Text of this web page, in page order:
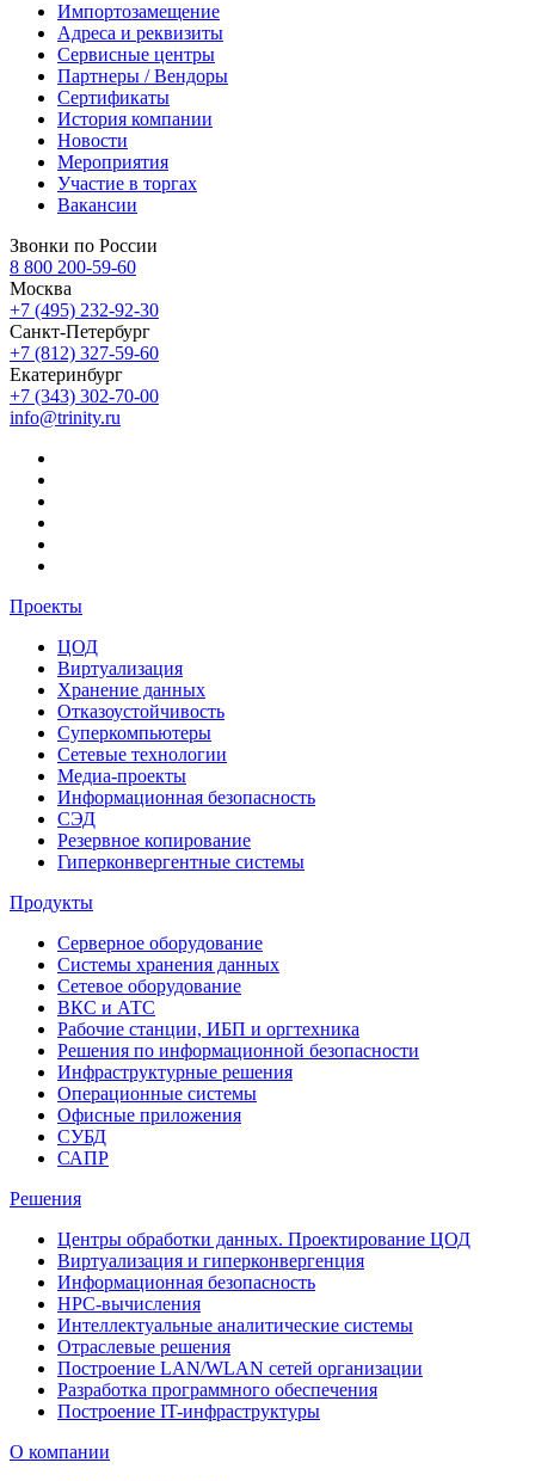
Импортозамещение
Адреса и реквизиты
Сервисные центры
Партнеры / Вендоры
Сертификаты
История компании
Новости
Мероприятия
Участие в торгах
Вакансии
Звонки по России
8 800 200-59-60
Москва
+7 (495) 232-92-30
Санкт-Петербург
+7 (812) 327-59-60
Екатеринбург
+7 (343) 302-70-00
info@trinity.ru
Проекты
ЦОД
Виртуализация
Хранение данных
Отказоустойчивость
Суперкомпьютеры
Сетевые технологии
Медиа-проекты
Информационная безопасность
СЭД
Резервное копирование
Гиперконвергентные системы
Продукты
Серверное оборудование
Системы хранения данных
Сетевое оборудование
ВКС и АТС
Рабочие станции, ИБП и оргтехника
Решения по информационной безопасности
Инфраструктурные решения
Операционные системы
Офисные приложения
СУБД
САПР
Решения
Центры обработки данных. Проектирование ЦОД
Виртуализация и гиперконвергенция
Информационная безопасность
HPC-вычисления
Интеллектуальные аналитические системы
Отраслевые решения
Построение LAN/WLAN сетей организации
Разработка программного обеспечения
Построение IT-инфраструктуры
О компании